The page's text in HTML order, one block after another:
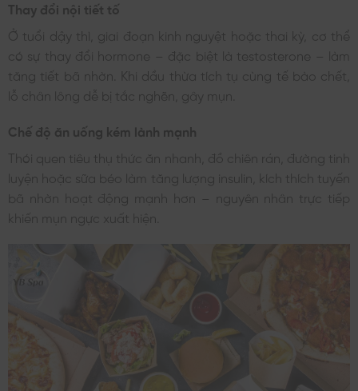
Thay đổi nội tiết tố
Ở tuổi dậy thì, giai đoạn kinh nguyệt hoặc thai kỳ, cơ thể
có sự thay đổi hormone – đặc biệt là testosterone – làm
tăng tiết bã nhờn. Khi dầu thừa tích tụ cùng tế bào chết,
lỗ chân lông dễ bị tắc nghẽn, gây mụn.
Chế độ ăn uống kém lành mạnh
Thói quen tiêu thụ thức ăn nhanh, đồ chiên rán, đường tinh
luyện hoặc sữa béo làm tăng lượng insulin, kích thích tuyến
bã nhờn hoạt động mạnh hơn – nguyên nhân trực tiếp
khiến mụn ngực xuất hiện.